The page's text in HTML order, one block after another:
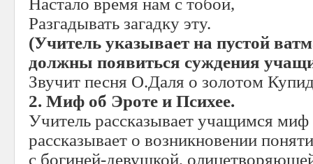
Настало время нам с тобой,
Разгадывать загадку эту.
(Учитель указывает на пустой
должны появиться суждения
Звучит песня О.Даля о золотом
2. Миф об Эроте и Психее.
Учитель рассказывает учащимся
рассказывает о возникновении
с богиней-девушкой,